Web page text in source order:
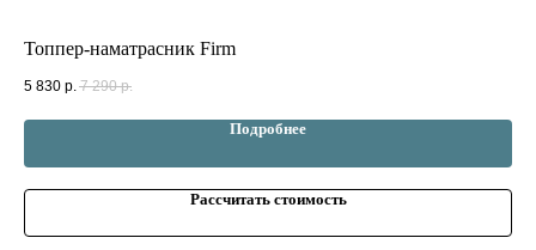
Топпер-наматрасник Firm
5 830 р. 7 290 р.
Подробнее
Рассчитать стоимость